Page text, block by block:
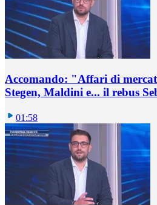
Accomando: "Affari di
Stegen, Maldini e... il rebus
01:58